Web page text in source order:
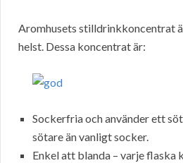
Aromhusets stilldrinkkoncentrat
helst. Dessa koncentrat är:
Sockerfria och använder ett
sötare än vanligt socker.
Enkel att blanda – varje flaska